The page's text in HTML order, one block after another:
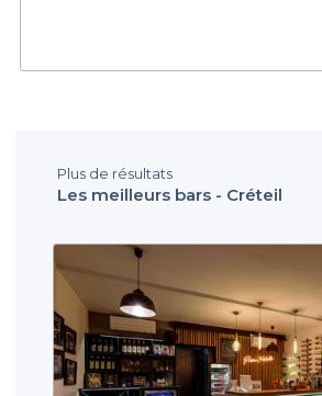
Plus de résultats
Les meilleurs bars - Créteil